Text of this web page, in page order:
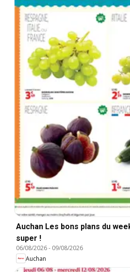
Auchan Les bons plans du
super !
06/08/2026- 09/08/2026
Auchan